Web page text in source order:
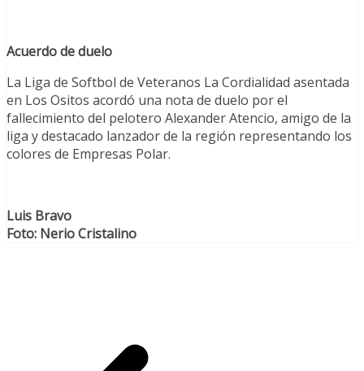
Acuerdo de duelo
La Liga de Softbol de Veteranos La Cordialidad asentada
en Los Ositos acordó una nota de duelo por el
fallecimiento del pelotero Alexander Atencio, amigo de la
liga y destacado lanzador de la región representando los
colores de Empresas Polar.
Luis Bravo
Foto: Nerio Cristalino